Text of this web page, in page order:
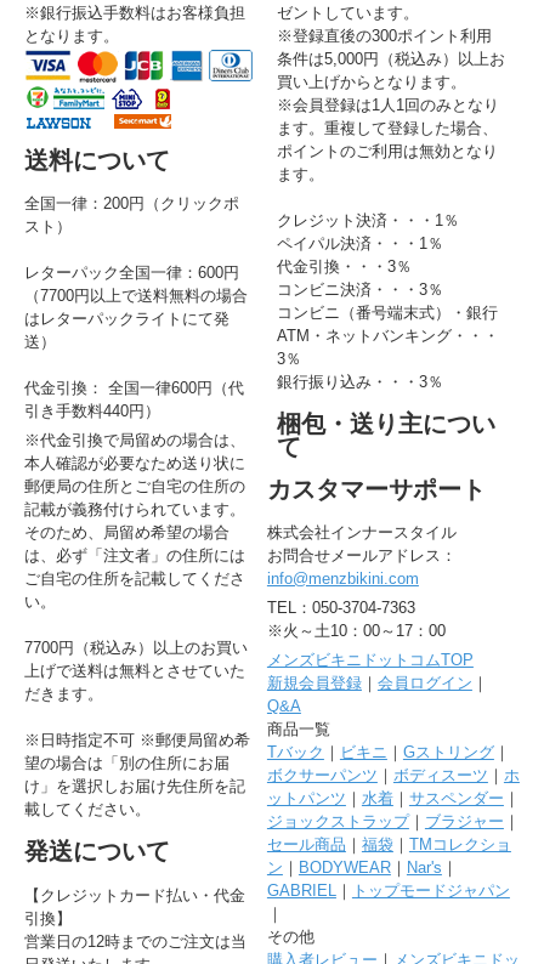
※銀行振込手数料はお客様負担
となります。
送料について
全国一律：200円（クリックポ
スト）
レターパック全国一律：600円
（7700円以上で送料無料の場合
はレターパックライトにて発
送）
代金引換： 全国一律600円（代
引き手数料440円）
※代金引換で局留めの場合は、
本人確認が必要なため送り状に
郵便局の住所とご自宅の住所の
記載が義務付けられています。
そのため、局留め希望の場合
は、必ず「注文者」の住所には
ご自宅の住所を記載してくださ
い。
7700円（税込み）以上のお買い
上げで送料は無料とさせていた
だきます。
※日時指定不可 ※郵便局留め希
望の場合は「別の住所にお届
け」を選択しお届け先住所を記
載してください。
発送について
【クレジットカード払い・代金
引換】
営業日の12時までのご注文は当
ゼントしています。
※登録直後の300ポイント利用
条件は5,000円（税込み）以上お
買い上げからとなります。
※会員登録は1人1回のみとなり
ます。重複して登録した場合、
ポイントのご利用は無効となり
ます。
クレジット決済・・・1％
ペイパル決済・・・1％
代金引換・・・3％
コンビニ決済・・・3％
コンビニ（番号端末式）・銀行
ATM・ネットバンキング・・・
3％
銀行振り込み・・・3％
梱包・送り主につい
て
カスタマーサポート
株式会社インナースタイル
お問合せメールアドレス：
info@menzbikini.com
TEL：050-3704-7363
※火～土10：00～17：00
メンズビキニドットコムTOP
新規会員登録｜ 会員ログイン ｜
Q&A
商品一覧
Tバック ｜ ビキニ ｜ Gストリング｜
ボクサーパンツ ｜ ボディスーツ ｜ ホ
ットパンツ ｜ 水着｜ サスペンダー ｜
ジョックストラップ｜ ブラジャー ｜
セール商品 ｜ 福袋｜ TMコレクショ
ン ｜ BODYWEAR｜ Nar's ｜
GABRIEL｜
トップモードジャパン
｜
その他
購入者レビュー ｜ メンズビキニドッ